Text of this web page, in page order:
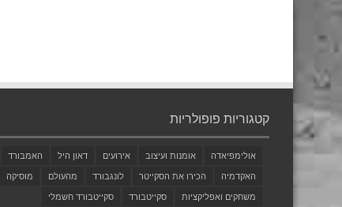
קטגוריות פופולריות
אולימפיאדה אומנות ועיצוב אירועים דאון היל האמבורד
האקדמיה הכירו את הסקייטר לונגבורד מהעולם מוסיקה
משחקים ואפליקציות סקייטבורד סקייטבורד חשמלי